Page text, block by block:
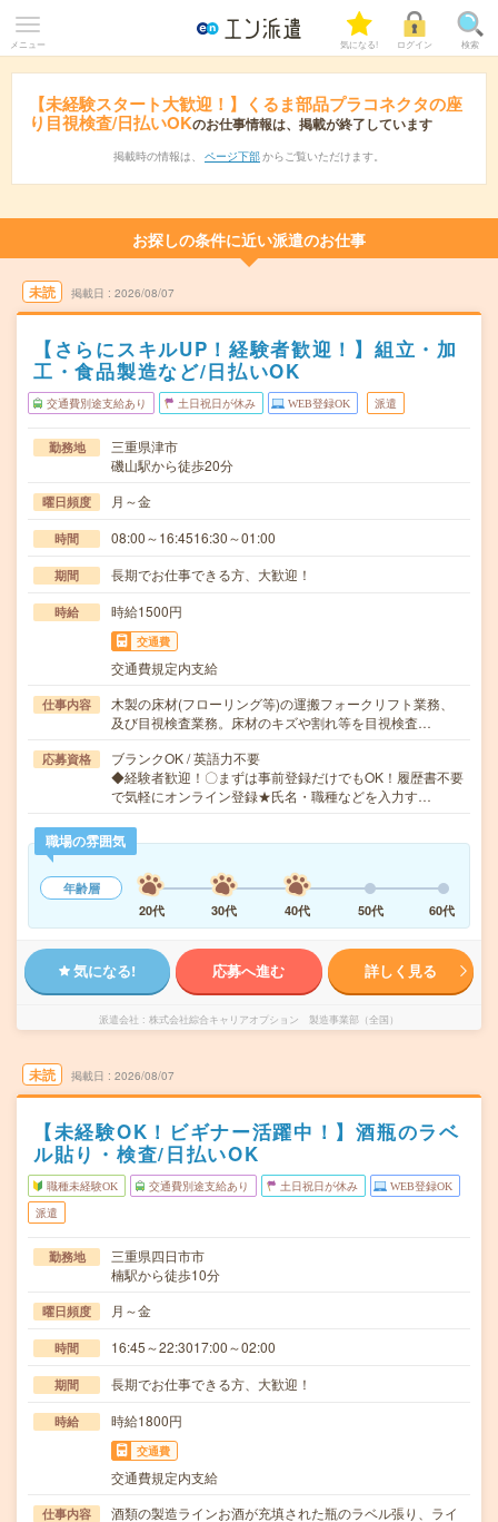
メニュー 気になる! ログイン 検索
【未経験スタート大歓迎！】くるま部品プラコネクタの座
り目視検査/日払いOKのお仕事情報は、掲載が終了しています
掲載時の情報は、 ページ下部 からご覧いただけます。
お探しの条件に近い派遣のお仕事
未読 掲載日 2026/08/07
【さらにスキルUP！経験者歓迎！】組立・加
工・食品製造など/日払いOK
交通費別途支給あり 土日祝日が休み WEB登録OK 派遣
勤務地
三重県津市
磯山駅から徒歩20分
曜日頻度 月～金
時間 08:00～16:4516:30～01:00
期間 長期でお仕事できる方、大歓迎！
時給 時給1500円
交通費
交通費規定内支給
仕事内容
木製の床材(フローリング等)の運搬フォークリフト業務、
及び目視検査業務。床材のキズや割れ等を目視検査…
応募資格
ブランクOK / 英語力不要
◆経験者歓迎！〇まずは事前登録だけでもOK！履歴書不要
で気軽にオンライン登録★氏名・職種などを入力す…
職場の雰囲気
年齢層
20代
30代 40代 50代 60代
気になる! 応募へ進む 詳しく見る
派遣会社 株式会社綜合キャリアオプション 製造事業部（全国）
未読 掲載日 2026/08/07
【未経験OK！ビギナー活躍中！】酒瓶のラベ
ル貼り・検査/日払いOK
職種未経験OK 交通費別途支給あり 土日祝日が休み WEB登録OK
派遣
勤務地
三重県四日市市
楠駅から徒歩10分
曜日頻度 月～金
時間 16:45～22:3017:00～02:00
期間 長期でお仕事できる方、大歓迎！
時給 時給1800円
交通費
交通費規定内支給
仕事内容
酒類の製造ラインお酒が充填された瓶のラベル張り、ライ